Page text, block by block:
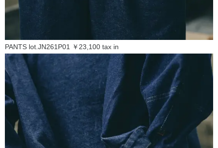
PANTS lot.JN261P01 ￥23,100 tax in